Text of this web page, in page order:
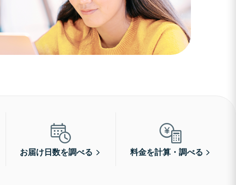
お届け日数を調べる 料金を計算・調べる